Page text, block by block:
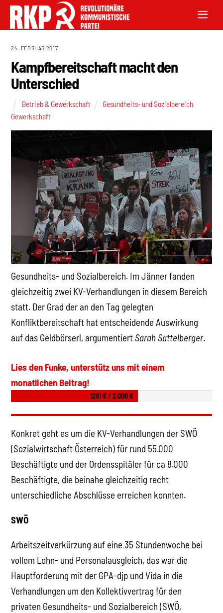
24. FEBRUAR 2017
Kampfbereitschaft macht den
Unterschied
Betrieb & Gewerkschaft Gesundheits- und Sozialbereich,
Gewerkschaft
Gesundheits- und Sozialbereich. Im Jänner fanden
gleichzeitig zwei KV-Verhandlungen in diesem Bereich
statt. Der Grad der an den Tag gelegten
Konfliktbereitschaft hat entscheidende Auswirkung
auf das Geldbörserl, argumentiert Sarah Sattelberger.
Lies den Funke, unterstütz uns mit einem
monatlichen Beitrag!
1261 € / 2.000 €
Konkret geht es um die KV-Verhandlungen der SWÖ
(Sozialwirtschaft Österreich) für rund 55.000
Beschäftigte und der Ordensspitäler für ca 8.000
Beschäftigte, die beinahe gleichzeitig recht
unterschiedliche Abschlüsse erreichen konnten.
SWÖ
Arbeitszeitverkürzung auf eine 35 Stundenwoche bei
vollem Lohn- und Personalausgleich, das war die
Hauptforderung mit der GPA-djp und Vida in die
Verhandlungen um den Kollektivvertrag für den
privaten Gesundheits- und Sozialbereich (SWÖ,